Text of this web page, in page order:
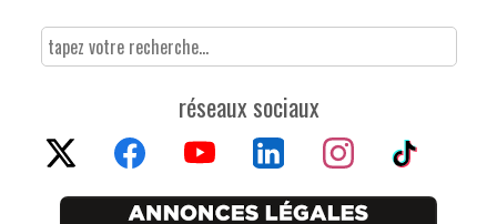
réseaux sociaux